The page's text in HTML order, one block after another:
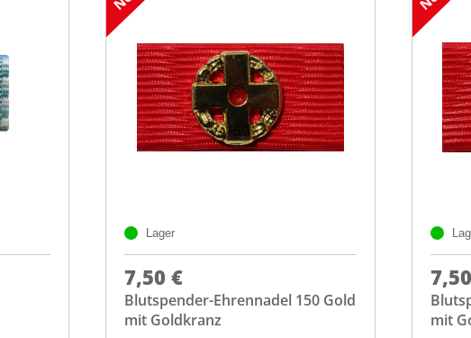
Lager
7,50 €
Blutspender-Ehrennadel 150 Gold
mit Goldkranz
mit